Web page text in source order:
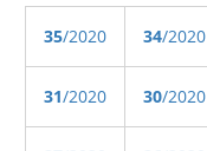
35/2020 34/2020
31/2020 30/2020